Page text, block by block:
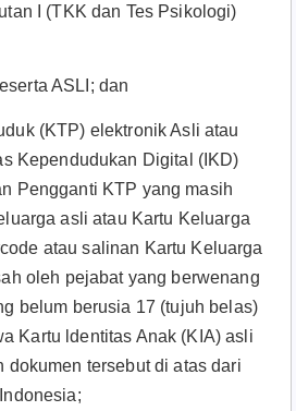
I (TKK dan Tes Psikologi)
ASLI; dan
(KTP) elektronik Asli atau
Kependudukan Digital (IKD)
Pengganti KTP yang masih
asli atau Kartu Keluarga
atau salinan Kartu Keluarga
oleh pejabat yang berwenang
belum berusia 17 (tujuh belas)
Kartu ldentitas Anak (KIA) asli
dokumen tersebut di atas dari